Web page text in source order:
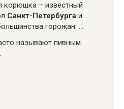
корюшка – известный
Санкт-Петербурга и
горожан. …
называют пивным